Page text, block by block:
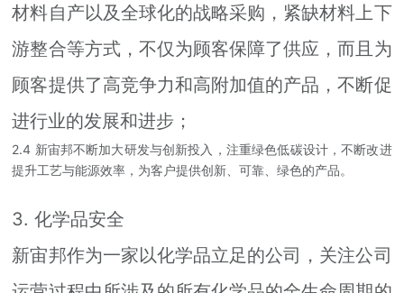
材料自产以及全球化的战略采购，紧缺材料上下
游整合等方式，不仅为顾客保障了供应，而且为
顾客提供了高竞争力和高附加值的产品，不断促
进行业的发展和进步；
2.4 新宙邦不断加大研发与创新投入，注重绿色低碳设计，不断改进
提升工艺与能源效率，为客户提供创新、可靠、绿色的产品。
3. 化学品安全
新宙邦作为一家以化学品立足的公司，关注公司